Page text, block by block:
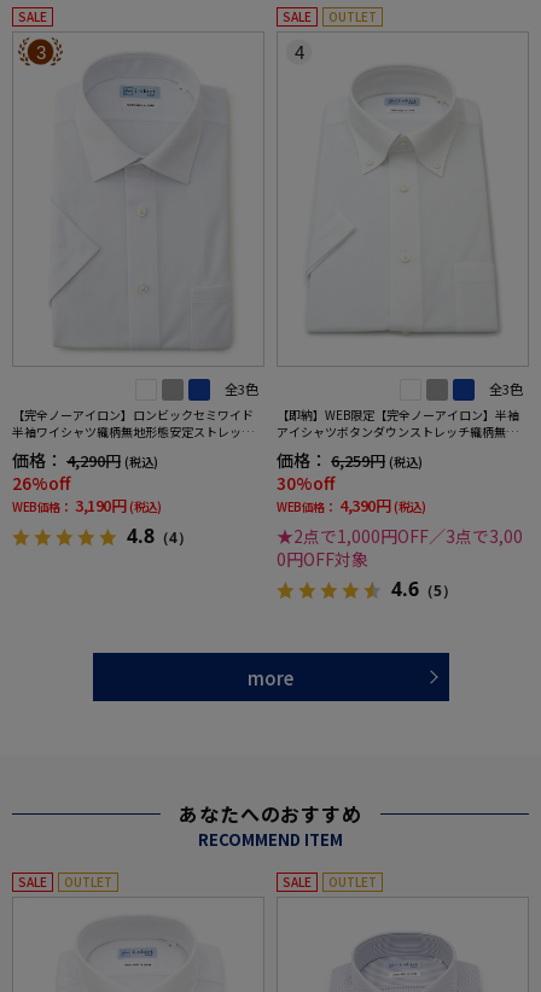
SALE
3
全3色
【完全ノーアイロン】ロンビックセミワイド
半袖ワイシャツ織柄無地形態安定ストレッチ
価格： 4,290円 (税込)
26%off
WEB価格： 3,190円 (税込)
4.8 （4）
SALE OUTLET
4
全3色
【即納】WEB限定【完全ノーアイロン】半袖
アイシャツボタンダウンストレッチ織柄無地i-
価格： 6,259円 (税込)
30%off
WEB価格： 4,390円 (税込)
★2点で1,000円OFF／3点で3,00
0円OFF対象
4.6 （5）
more
あなたへのおすすめ
RECOMMEND ITEM
SALE OUTLET SALE OUTLET